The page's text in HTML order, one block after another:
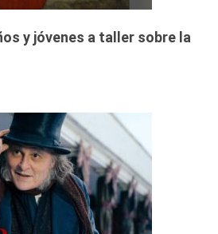
y jóvenes a taller sobre la